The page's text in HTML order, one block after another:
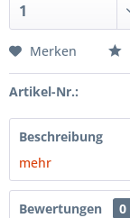
Merken
Artikel-Nr.:
Beschreibung
mehr
Bewertungen
0